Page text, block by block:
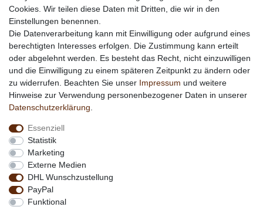
Vertrag widerrufen
*außer Sonderartikel + Porto; keine Kombination mit
anderen Rabattaktionen
Cookies. Wir teilen diese Daten mit Dritten, die wir in den
Einstellungen benennen.
Die Datenverarbeitung kann mit Einwilligung oder aufgrund eines
berechtigten Interesses erfolgen. Die Zustimmung kann erteilt
oder abgelehnt werden. Es besteht das Recht, nicht einzuwilligen
und die Einwilligung zu einem späteren Zeitpunkt zu ändern oder
zu widerrufen. Beachten Sie unser Impressum und weitere
Hinweise zur Verwendung personenbezogener Daten in unserer
Daten­schutz­erklärung
Essenziell
Statistik
Marketing
Externe Medien
DHL Wunschzustellung
PayPal
Funktional